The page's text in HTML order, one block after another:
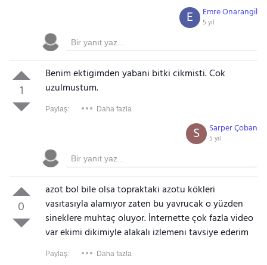
Emre Onarangil
5 yıl
E
1
Benim ektigimden yabani bitki cikmisti. Cok
uzulmustum.
Paylaş: Daha fazla
Sarper Çoban
5 yıl
S
0
azot bol bile olsa topraktaki azotu kökleri
vasıtasıyla alamıyor zaten bu yavrucak o yüzden
sineklere muhtaç oluyor. İnternette çok fazla video
var ekimi dikimiyle alakalı izlemeni tavsiye ederim
Paylaş: Daha fazla
Gezinti Menüsü